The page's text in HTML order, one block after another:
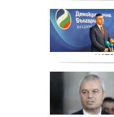
държава от НАТО